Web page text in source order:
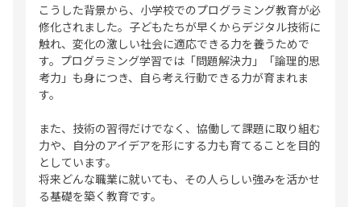
こうした背景から、小学校でのプログラミング教育が必
修化されました。子どもたちが早くからデジタル技術に
触れ、変化の激しい社会に適応できる力を養うためで
す。プログラミング学習では「問題解決力」「論理的思
考力」も身につき、自ら考え行動できる力が育まれま
す。
また、技術の習得だけでなく、協働して課題に取り組む
力や、自分のアイデアを形にする力も育てることを目的
としています。
将来どんな職業に就いても、その人らしい強みを活かせ
る基礎を築く教育です。